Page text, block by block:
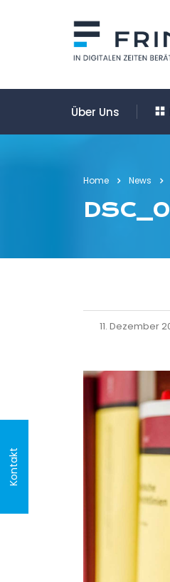
Kontakt
Über Uns
Home News
11. Dezember